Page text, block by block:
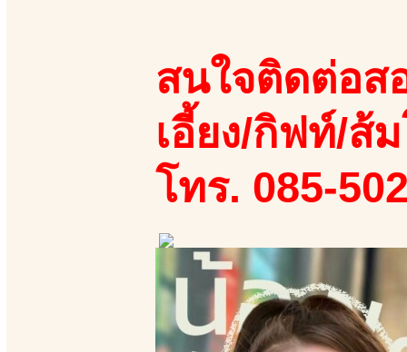
สนใจติดต่อส
เอี้ยง/กิฟท์/ส้
โทร. 085-